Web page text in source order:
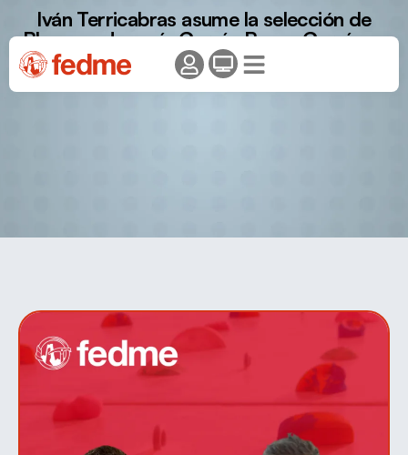
Iván Terricabras asume la selección de
Bloque y Joaquín García-Bouza García se
incorpora al frente de la Escalada de
Dificultad